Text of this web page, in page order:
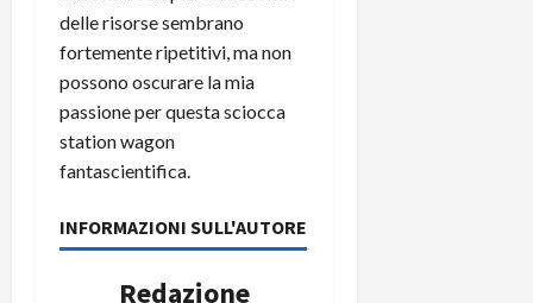
delle risorse sembrano
fortemente ripetitivi, ma non
possono oscurare la mia
passione per questa sciocca
station wagon
fantascientifica.
INFORMAZIONI SULL'AUTORE
Redazione